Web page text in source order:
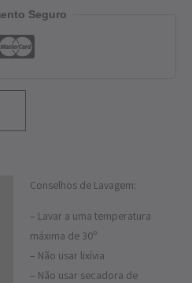
Seguro
Conselhos de Lavagem:
– Lavar a uma temperatura
máxima de 30º
– Não usar lixívia
– Não usar secadora de